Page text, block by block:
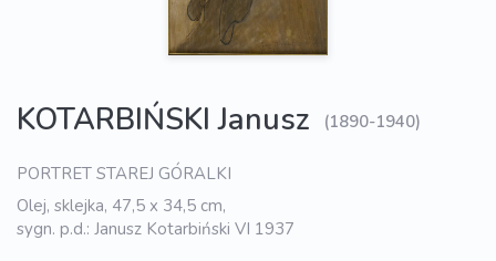
KOTARBIŃSKI Janusz (1890-1940)
PORTRET STAREJ GÓRALKI
Olej, sklejka, 47,5 x 34,5 cm,
sygn. p.d.: Janusz Kotarbiński VI 1937